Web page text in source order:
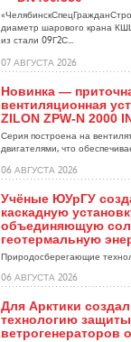
диаметр шарового крана
из стали 09Г2С...
07 АВГУСТА 2026
Новинка —
вентиляционная
ZILON ZPW-N 2000
Серия построена на
двигателями, что
06 АВГУСТА 2026
Учёные ЮУрГУ
каскадную
объединяющую
геотермальную
Природосберегающие
06 АВГУСТА 2026
Для Арктики
технологию защиты
ветрогенераторов